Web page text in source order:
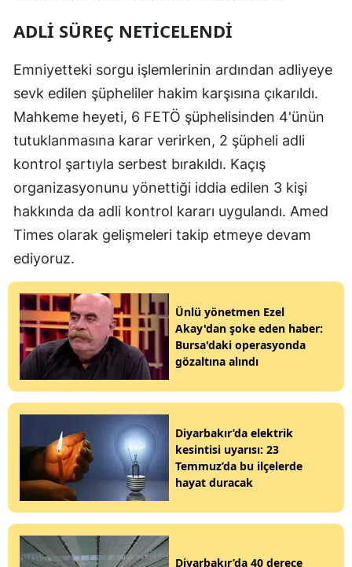
ADLI SÜREÇ NETICELENDI
Emniyetteki sorgu işlemlerinin ardından adliyeye
sevk edilen şüpheliler hakim karşısına çıkarıldı.
Mahkeme heyeti, 6 FETÖ şüphelisinden 4'ünün
tutuklanmasına karar verirken, 2 şüpheli adli
kontrol şartıyla serbest bırakıldı. Kaçış
organizasyonunu yönettiği iddia edilen 3 kişi
hakkında da adli kontrol kararı uygulandı. Amed
Times olarak gelişmeleri takip etmeye devam
ediyoruz.
Ünlü yönetmen Ezel
Akay'dan şoke eden haber:
Bursa'daki operasyonda
gözaltına alındı
Diyarbakır’da elektrik
kesintisi uyarısı: 23
Temmuz’da bu ilçelerde
hayat duracak
Diyarbakır’da 40 derece